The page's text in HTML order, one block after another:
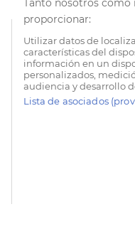
Tanto nosotros como
proporcionar:
Utilizar datos de
características del
información en un
personalizados,
audiencia y desarrollo
Lista de asociados